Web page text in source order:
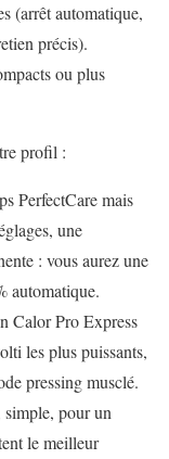
(arrêt automatique,
précis).
ou plus
profil :
PerfectCare mais
une
: vous aurez une
automatique.
Calor Pro Express
les plus puissants,
pressing musclé.
simple, pour un
le meilleur